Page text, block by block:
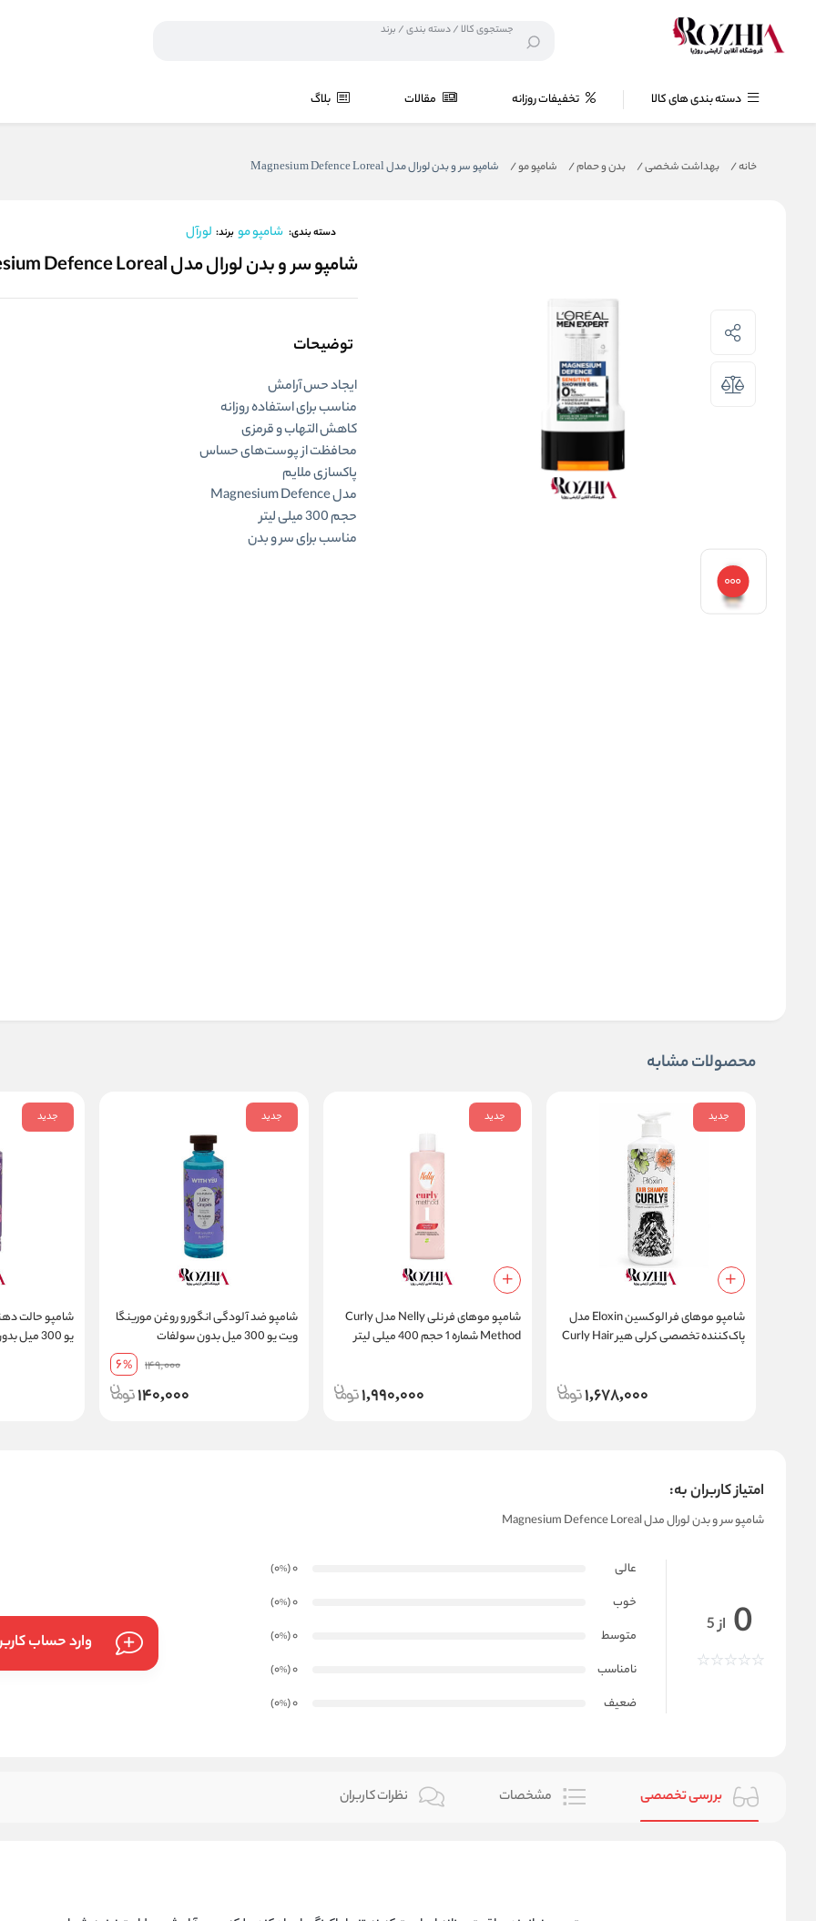
دسته بندی های کالا تخفیفات روزانه مقالات بلاگ
خانه/ بهداشت شخصی/ بدن و حمام/ شامپو مو/ شامپو سر و بدن لورال مدل Magnesium Defence Loreal
دسته بندی: شامپو مو برند: لورآل
شامپو سر و بدن لورال مدل Magnesium Defence Loreal
توضیحات
ایجاد حس آرامش
مناسب برای استفاده روزانه
کاهش التهاب و قرمزی
محافظت از پوست‌های حساس
پاکسازی ملایم
مدل Magnesium Defence
حجم 300 میلی لیتر
مناسب برای سر و بدن
محصولات مشابه
جدید
شامپو موهای فر الوکسین Eloxin مدل
پاک‌کننده تخصصی کرلی هیر Curly Hair
1,678,000
جدید
شامپو موهای فر نلی Nelly مدل Curly
Method شماره 1 حجم 400 میلی لیتر
1,990,000
جدید
شامپو ضد آلودگی انگور و روغن مورینگا
ویت یو 300 میل بدون سولفات
149,000
6%
140,000
جدید
شامپو حالت
یو 300 میل بدون سولفات
امتیاز کاربران به:
شامپو سر و بدن لورال مدل Magnesium Defence Loreal
0 از 5
عالی 0
(0
%
)
خوب
0
(0
%
)
متوسط
0
(0
%
)
نامناسب
0
(0
%
)
ضعیف
0
(0
%
)
وارد حساب
بررسی تخصصی مشخصات نظرات کاربران